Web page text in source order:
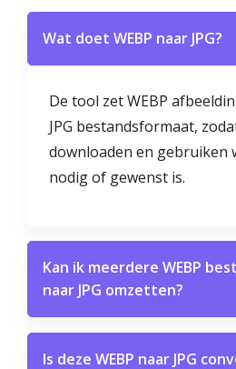
Wat doet WEBP naar JPG?
De tool zet WEBP
JPG bestandsformaat,
downloaden en gebruiken
nodig of gewenst is.
Kan ik meerdere WEBP
naar JPG omzetten?
Is deze WEBP naar JPG